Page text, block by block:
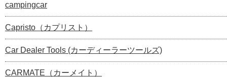
campingcar
Capristo（カプリスト）
Car Dealer Tools (カーディーラーツールズ)
CARMATE（カーメイト）